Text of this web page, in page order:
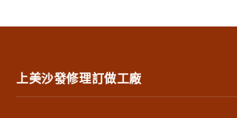
上美沙發修理訂做工廠